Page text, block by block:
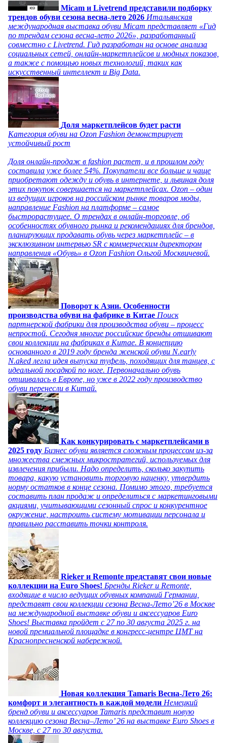
Micam и Livetrend представили подборку
трендов обуви сезона весна-лето 2026 Итальянская
международная выставка обуви Micam представляет «Гид
по трендам сезона весна-лето 2026», разработанный
совместно с Livetrend. Гид разработан на основе анализа
социальных сетей, онлайн-маркетплейсов и модных показов,
а также с помощью новых технологий, таких как
искусственный интеллект и Big Data.
Доля маркетплейсов будет расти
Категория обуви на Ozon Fashion демонстрирует
устойчивый рост
Доля онлайн-продаж в fashion растет, и в прошлом году
составила уже более 54%. Покупатели все больше и чаще
приобретают одежду и обувь в интернете, и львиная доля
этих покупок совершается на маркетплейсах. Ozon – один
из ведущих игроков на российском рынке товаров моды,
направление Fashion на платформе – самое
быстрорастущее. О трендах в онлайн-торговле, об
особенностях обувного рынка и рекомендациях для брендов,
планирующих продавать обувь через маркетплейс – в
эксклюзивном интервью SR с коммерческим директором
направления «Обувь» в Ozon Fashion Ольгой Москвичевой.
Поворот к Азии. Особенности
производства обуви на фабрике в Китае Поиск
партнерской фабрики для производства обуви – процесс
непростой. Сегодня многие российские бренды отшивают
свои коллекции на фабриках в Китае. В концепцию
основанного в 2019 году бренда женской обуви N.early
N.aked легла идея выпуска туфель, походящих для танцев, с
идеальной посадкой по ноге. Первоначально обувь
отшивалась в Европе, но уже в 2022 году производство
обуви перенесли в Китай.
Как конкурировать с маркетплейсами в
2025 году Бизнес обуви является сложным процессом из-за
множества смежных микростратегий, используемых для
извлечения прибыли. Надо определить, сколько закупить
товара, какую установить торговую наценку, утвердить
норму остатков в конце сезона. Помимо этого, требуется
составить план продаж и определиться с маркетинговыми
акциями, учитывающими сезонный спрос и конкурентное
окружение, настроить систему мотивации персонала и
правильно расставить точки контроля.
Rieker и Remonte представят свои новые
коллекции на Euro Shoes! Бренды Rieker и Remonte,
входящие в число ведущих обувных компаний Германии,
представят свои коллекции сезона Весна-Лето’26 в Москве
на международной выставке обуви и аксессуаров Euro
Shoes! Выставка пройдет c 27 по 30 августа 2025 г. на
новой премиальной площадке в конгресс-центре ЦМТ на
Краснопресненской набережной.
Новая коллекция Tamaris Весна-Лето 26:
комфорт и элегантность в каждой модели Немецкий
бренд обуви и аксессуаров Tamaris представит новую
коллекцию сезона Весна–Лето’ 26 на выставке Euro Shoes в
Москве, с 27 по 30 августа.